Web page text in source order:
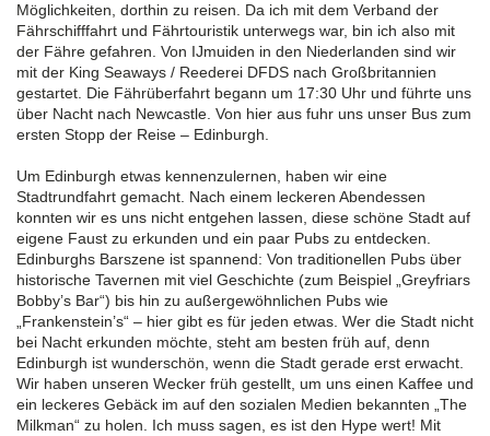
Möglichkeiten, dorthin zu reisen. Da ich mit dem Verband der
Fährschifffahrt und Fährtouristik unterwegs war, bin ich also mit
der Fähre gefahren. Von IJmuiden in den Niederlanden sind wir
mit der King Seaways / Reederei DFDS nach Großbritannien
gestartet. Die Fährüberfahrt begann um 17:30 Uhr und führte uns
über Nacht nach Newcastle. Von hier aus fuhr uns unser Bus zum
ersten Stopp der Reise – Edinburgh.
Um Edinburgh etwas kennenzulernen, haben wir eine
Stadtrundfahrt gemacht. Nach einem leckeren Abendessen
konnten wir es uns nicht entgehen lassen, diese schöne Stadt auf
eigene Faust zu erkunden und ein paar Pubs zu entdecken.
Edinburghs Barszene ist spannend: Von traditionellen Pubs über
historische Tavernen mit viel Geschichte (zum Beispiel „Greyfriars
Bobby’s Bar“) bis hin zu außergewöhnlichen Pubs wie
„Frankenstein’s“ – hier gibt es für jeden etwas. Wer die Stadt nicht
bei Nacht erkunden möchte, steht am besten früh auf, denn
Edinburgh ist wunderschön, wenn die Stadt gerade erst erwacht.
Wir haben unseren Wecker früh gestellt, um uns einen Kaffee und
ein leckeres Gebäck im auf den sozialen Medien bekannten „The
Milkman“ zu holen. Ich muss sagen, es ist den Hype wert! Mit